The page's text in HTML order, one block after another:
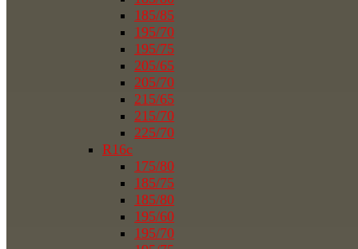
185/85
195/70
195/75
205/65
205/70
215/65
215/70
225/70
R16c
175/80
185/75
185/80
195/60
195/70